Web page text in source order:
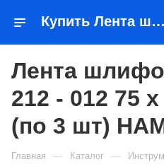
Купить Лента шлифовальная 212 - 012 75 х 533 Р 150 (по 3 шт) HAMMER в Якутске — цена, характеристики, подбор | Востоктехторг
Лента
212 - 012 75
(по 3 шт)
Главная — Каталог —